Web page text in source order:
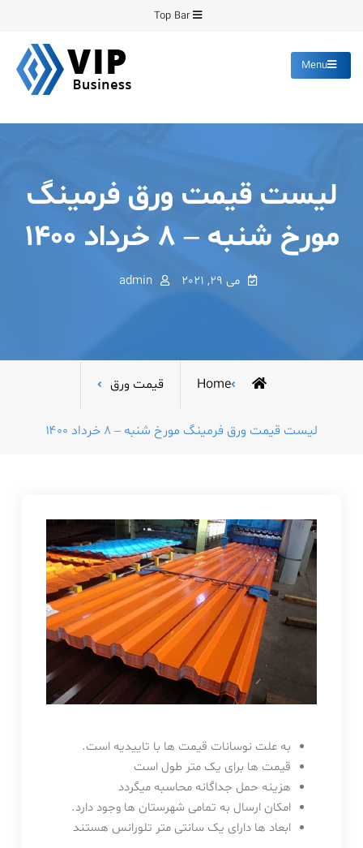
content
Top Bar
Menu
لیست قیمت ورق فرمینگ
مورخ شنبه – ۸ خرداد ۱۴۰۰
می 29, 2021 admin
Home قیمت ورق
لیست قیمت ورق فرمینگ مورخ شنبه – ۸ خرداد ۱۴۰۰
به علت نوسانات قیمت ها با تاییدیه است.
قیمت ها برای یک متر طول است
هزینه حمل جداگانه محاسبه میگردد
امکان ارسال به تمامی شهرستان ها وجود دارد.
ابعاد ها دارای یک سانتی متر تلورانس هستند